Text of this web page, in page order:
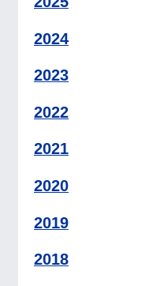
2024
2023
2022
2021
2020
2019
2018